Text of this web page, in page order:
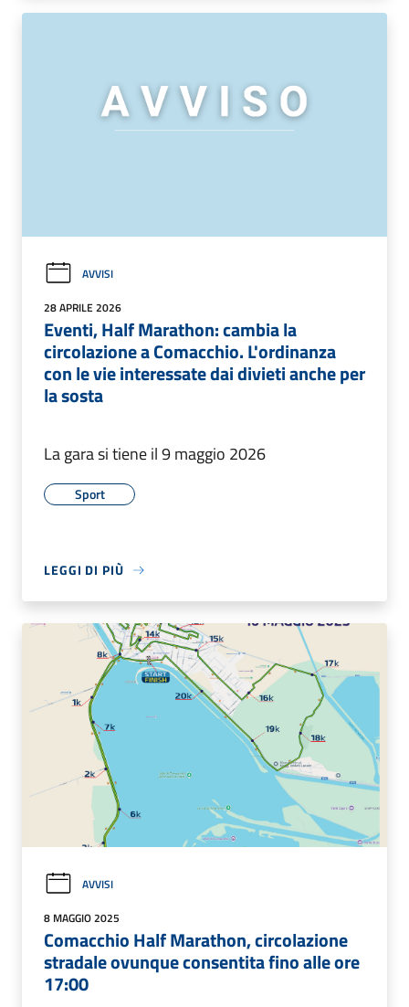
AVVISI
28 APRILE 2026
Eventi, Half Marathon: cambia la
circolazione a Comacchio. L'ordinanza
con le vie interessate dai divieti anche per
la sosta
La gara si tiene il 9 maggio 2026
Sport
LEGGI DI PIÙ
AVVISI
8 MAGGIO 2025
Comacchio Half Marathon, circolazione
stradale ovunque consentita fino alle ore
17:00